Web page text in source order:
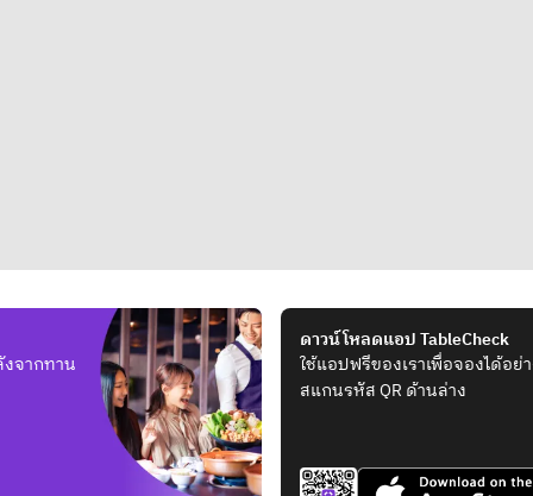
งจากทาน
ดาวน์โหลดแอป TableCheck
ใช้แอปฟรีของเราเพื่อจองได้อ
สแกนรหัส QR ด้านล่าง